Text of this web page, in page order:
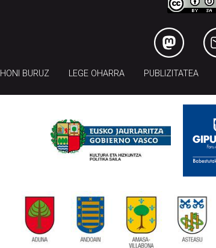
HONI BURUZ LEGE OHARRA PUBLIZITATEA